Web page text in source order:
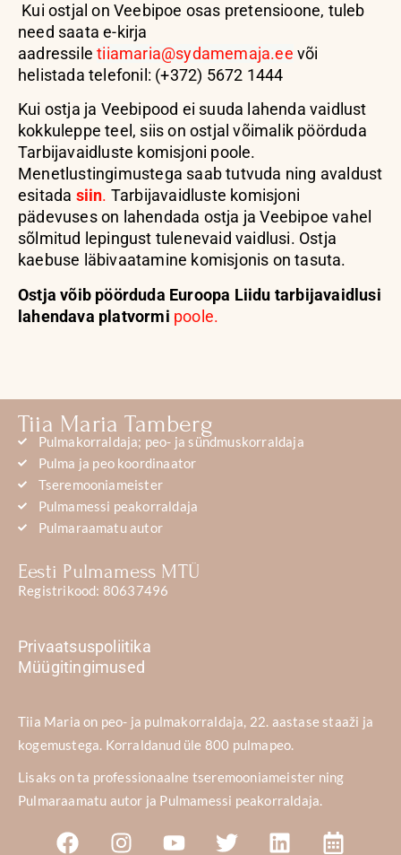
Kui ostjal on Veebipoe osas pretensioone, tuleb
need saata e-kirja
aadressiletiiamaria@sydamemaja.ee või
helistada telefonil: (+372) 5672 1444
Kui ostja ja Veebipood ei suuda lahenda vaidlust
kokkuleppe teel, siis on ostjal võimalik pöörduda
Tarbijavaidluste komisjoni poole.
Menetlustingimustega saab tutvuda ning avaldust
esitada siin. Tarbijavaidluste komisjoni
pädevuses on lahendada ostja ja Veebipoe vahel
sõlmitud lepingust tulenevaid vaidlusi. Ostja
kaebuse läbivaatamine komisjonis on tasuta.
Ostja võib pöörduda Euroopa Liidu tarbijavaidlusi
lahendava platvormi poole.
Tiia Maria Tamberg
Pulmakorraldaja; peo- ja sündmuskorraldaja
Pulma ja peo koordinaator
Tseremooniameister
Pulmamessi peakorraldaja
Pulmaraamatu autor
Eesti Pulmamess MTÜ
Registrikood: 80637496
Privaatsuspoliitika
Müügitingimused
Tiia Maria on peo- ja pulmakorraldaja, 22. aastase staaži ja
kogemustega. Korraldanud üle 800 pulmapeo.
Lisaks on ta professionaalne tseremooniameister ning
Pulmaraamatu autor ja Pulmamessi peakorraldaja.